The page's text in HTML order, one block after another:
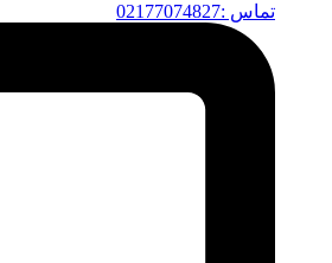
تماس :02177074827